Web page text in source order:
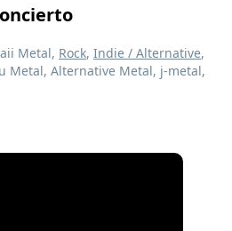
Metal, Rock, Indie / Alternative,
Metal, Alternative Metal, j-metal,